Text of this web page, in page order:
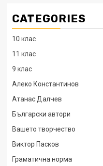
CATEGORIES
10 клас
11 клас
9 клас
Алеко Константинов
Атанас Далчев
Български автори
Вашето творчество
Виктор Пасков
Граматична норма